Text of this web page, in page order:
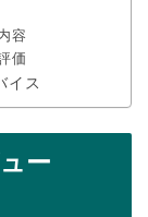
容
価
イス
ー